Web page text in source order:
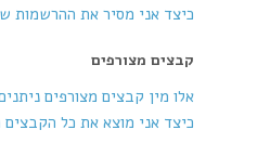
כיצד אני מסיר את ההרשמות
קבצים מצורפים
אלו מין קבצים מצורפים
כיצד אני מוצא את כל הקבצים